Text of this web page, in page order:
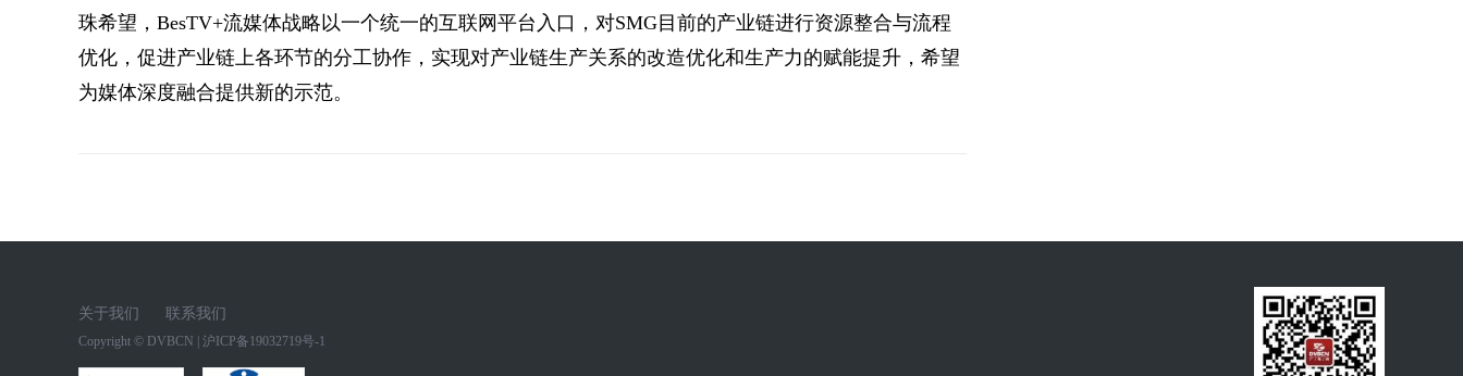
珠希望，BesTV+流媒体战略以一个统一的互联网平台入口，对SMG目前的产业链进行资源整合与流程
优化，促进产业链上各环节的分工协作，实现对产业链生产关系的改造优化和生产力的赋能提升，希望
为媒体深度融合提供新的示范。
关于我们 联系我们
Copyright © DVBCN | 沪ICP备19032719号-1